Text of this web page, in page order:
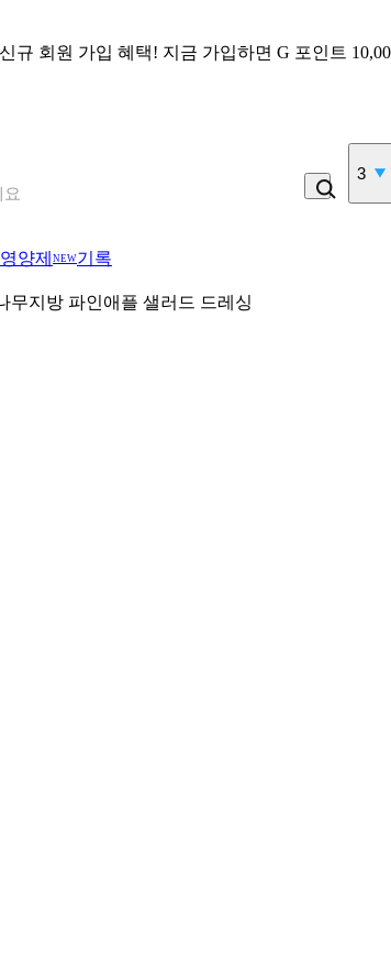
신규 회원 가입 혜택! 지금 가입하면 G 포인트
요
3
영양제 NEW기록
무지방 파인애플 샐러드 드레싱